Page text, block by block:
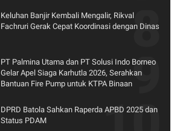
Keluhan Banjir Kembali Mengalir, Rikval
Fachruri Gerak Cepat Koordinasi dengan Dinas
PT Palmina Utama dan PT Solusi Indo Borneo
Gelar Apel Siaga Karhutla 2026, Serahkan
Bantuan Fire Pump untuk KTPA Binaan
DPRD Batola Sahkan Raperda APBD 2025 dan
Status PDAM